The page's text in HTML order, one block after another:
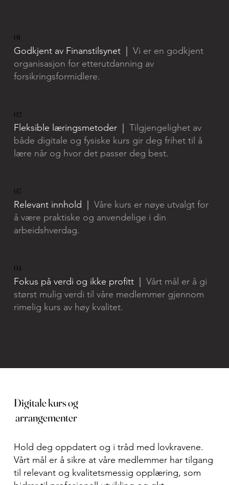
01
Godkjent av Finanstilsynet |
Vi er en godkjent
organisasjon for etterutdanning av
forsikringsformidlere.
02
Fleksible læringsmetoder |
Tilgjengelighet av
både digitale og fysiske kurs gir deg frihet til å
lære når og hvor det passer deg best.
03
Relevant innhold | Våre kurs er nøye utvalgt for
å være praktiske og anvendelige i din
arbeidshverdag.
04
Fokus på verdi og ikke profitt | Vårt mål er å gi
størst mulig verdi til våre medlemmer gjennom
rimelig kurs av høy kvalitet.
Digitale kurs og
arrangementer
Hold deg oppdatert og i tråd med lovkravene.
Vårt mål er å sikre at våre medlemmer har tilgang
til relevant og kvalitetsmessig opplæring, som